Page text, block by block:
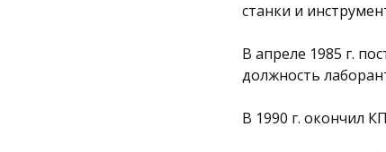
станки и
В апреле 1985 г.
должность
В 1990 г. окончил